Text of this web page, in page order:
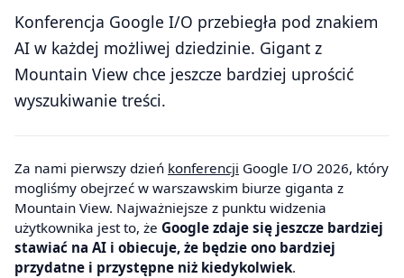
Konferencja Google I/O przebiegła pod znakiem
AI w każdej możliwej dziedzinie. Gigant z
Mountain View chce jeszcze bardziej uprościć
wyszukiwanie treści.
Za nami pierwszy dzień konferencji Google I/O 2026, który
mogliśmy obejrzeć w warszawskim biurze giganta z
Mountain View. Najważniejsze z punktu widzenia
użytkownika jest to, że Google zdaje się jeszcze bardziej
stawiać na AI i obiecuje, że będzie ono bardziej
przydatne i przystępne niż kiedykolwiek.